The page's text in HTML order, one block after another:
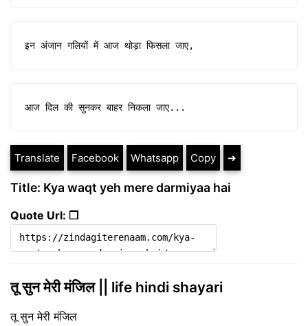
इन अंजान गलियों में आज थोड़ा फिसला जाए,
आज दिल की सुनकर बाहर निकला जाए...
Translate Facebook Whatsapp Copy ➔
Title: Kya waqt yeh mere darmiyaa hai
Quote Url: ❐
तू सुन मेरी मंजिल || life hindi shayari
तू सुन मेरी मंजिल